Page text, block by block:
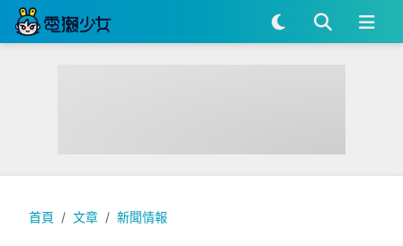
首頁 文章 新聞情報
Apple 驚喜發布 iOS 17.2：全新日誌 Journal 應用程式現已上